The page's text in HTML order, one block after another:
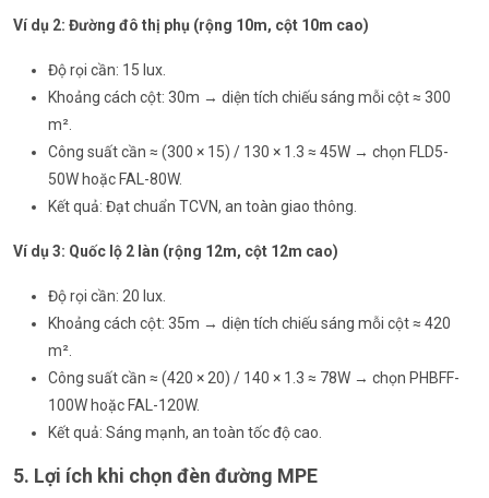
Ví dụ 2: Đường đô thị phụ (rộng 10m, cột 10m cao)
Độ rọi cần: 15 lux.
Khoảng cách cột: 30m → diện tích chiếu sáng mỗi cột ≈ 300
m².
Công suất cần ≈ (300 × 15) / 130 × 1.3 ≈ 45W → chọn FLD5-
50W hoặc FAL-80W.
Kết quả: Đạt chuẩn TCVN, an toàn giao thông.
Ví dụ 3: Quốc lộ 2 làn (rộng 12m, cột 12m cao)
Độ rọi cần: 20 lux.
Khoảng cách cột: 35m → diện tích chiếu sáng mỗi cột ≈ 420
m².
Công suất cần ≈ (420 × 20) / 140 × 1.3 ≈ 78W → chọn PHBFF-
100W hoặc FAL-120W.
Kết quả: Sáng mạnh, an toàn tốc độ cao.
5. Lợi ích khi chọn đèn đường MPE